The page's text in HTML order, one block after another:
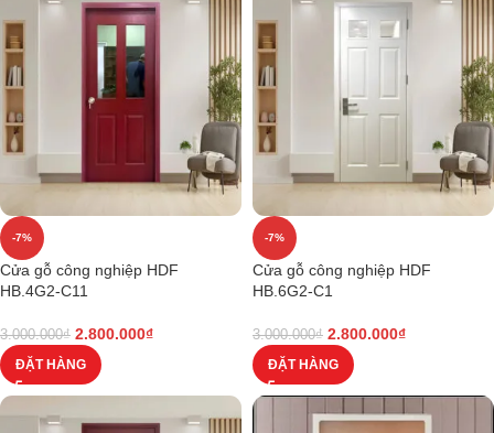
-7%
Cửa gỗ công nghiệp HDF
HB.4G2-C11
3.000.000₫ 2.800.000₫
ĐẶT HÀNG
-7%
Cửa gỗ công nghiệp HDF
HB.6G2-C1
3.000.000₫ 2.800.000₫
ĐẶT HÀNG